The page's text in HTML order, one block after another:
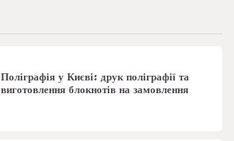
Поліграфія у Києві: друк поліграфії та
виготовлення блокнотів на замовлення